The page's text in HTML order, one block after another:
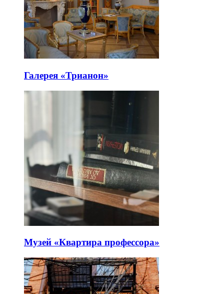
Галерея «Трианон»
Музей «Квартира профессора»